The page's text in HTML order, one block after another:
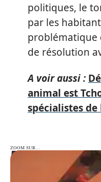
politiques, le
par les
problématique
de résolution
A voir aussi :
animal est
spécialistes de
ZOOM SUR…